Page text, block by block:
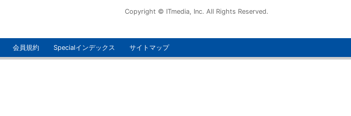
Copyright © ITmedia, Inc. All Rights Reserved.
会員規約 Specialインデックス サイトマップ